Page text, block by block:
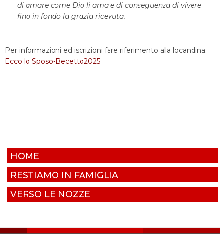
di amare come Dio li ama e di conseguenza di vivere
fino in fondo la grazia ricevuta.
Per informazioni ed iscrizioni fare riferimento alla locandina:
Ecco lo Sposo-Becetto2025
HOME
RESTIAMO IN FAMIGLIA
VERSO LE NOZZE